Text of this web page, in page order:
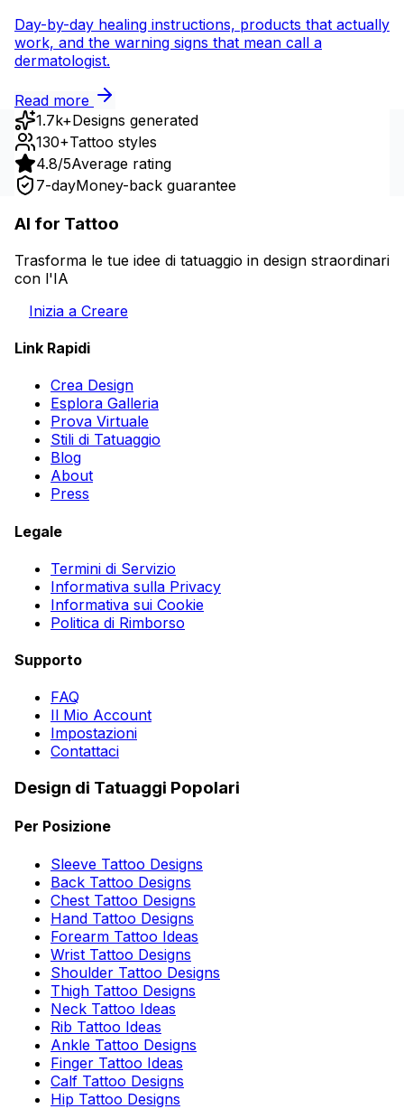
Day-by-day healing instructions, products that actually
work, and the warning signs that mean call a
dermatologist.
Read more
1.7k+Designs generated
130+Tattoo styles
4.8/5Average rating
7-dayMoney-back guarantee
AI for Tattoo
Trasforma le tue idee di tatuaggio in design straordinari
con l'IA
Inizia a Creare
Link Rapidi
Crea Design
Esplora Galleria
Prova Virtuale
Stili di Tatuaggio
Blog
About
Press
Legale
Termini di Servizio
Informativa sulla Privacy
Informativa sui Cookie
Politica di Rimborso
Supporto
FAQ
Il Mio Account
Impostazioni
Contattaci
Design di Tatuaggi Popolari
Per Posizione
Sleeve Tattoo Designs
Back Tattoo Designs
Chest Tattoo Designs
Hand Tattoo Designs
Forearm Tattoo Ideas
Wrist Tattoo Designs
Shoulder Tattoo Designs
Thigh Tattoo Designs
Neck Tattoo Ideas
Rib Tattoo Ideas
Ankle Tattoo Designs
Finger Tattoo Ideas
Calf Tattoo Designs
Hip Tattoo Designs